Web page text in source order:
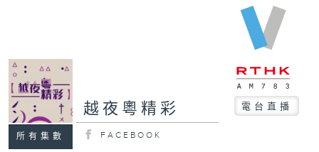
所有集數
越夜粵精彩 電台直播
FACEBOOK